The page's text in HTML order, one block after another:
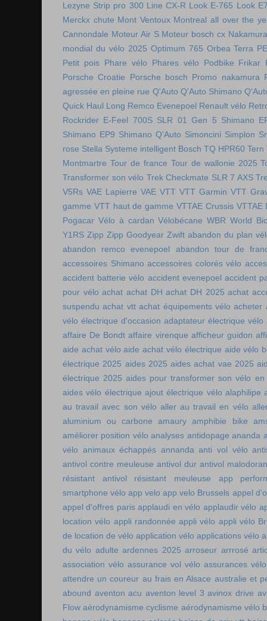
Lezyne Strip pro 300 Line CX-R Look E-765 Look
Merckx chute Mont Ventoux Montreal all over the
Cannondale Moteur Air S Moteur bosch cx
mondial du vélo 2025 Optimum 765 Orbea Terra
Petit pois Phare vélo Phares vélo Podbike Frikar
Porsche Croatie
Porsche bosch Promo nakamura
agressée en pleine rue Q'Auto Q'Auto Shimano
Quick Haul Long Remco Evenepoel Renault vélo
Rockrider E-Feel 700S SLR 01 Gen 5 Shimano
Shimano EP9 Shimano Q'Auto Simoncini Simplon
rose Stella Systeme intelligent Bosch TQ HPR60 Tern
Montmartre Tour de france Tour de wallonie 2025
Transformer son vélo Trek Checkmate SLR 7 AXS
V5Rs VAE Lapierre VAE VTT VTT Garmin VTT
gamme VTT haut de gamme VTTAE Crussis VTTAE
Pogacar Vélo à cardan Vélobécane WBR World
Y1RS Zipp Zipp Goodyear Zwift abandon du plan
abandon remco evenepoel
abandon tour de
accessoires Shimano accessoires colorés vélo
accident batterie vélo accident evenepoel accident
pour vélo achat achat DH achat DH 2025 achat
suspendu achat vtt achat équipements vélo acheter
vélo électrique d'occasion adaptateur électrique vélo
affaire De Bondt affaire virenque afficheur guidon
aide achat vélo aide achat vélo électrique aide vélo
électrique 2025 aides 2025 aides achat vae 2025
électrique 2025 aides pour transformer son vélo en
aides vélo électrique ajout électrique vélo alaphilipe
au travail avec son vélo aller au travail en vélo
aluminium ou carbone
amaury amphibie bike
améliorer position vélo analyses antidopage ananda
vélo animaux échappés annanda anti vol vélo
antivol contre meuleuse antivol dur antivol
résistant
antivol résistant meuleuse
app
smartphone vélo app velo app velo Brussels appel
appel d'offres paris applaudi en vélo applaudir vélo
location vélo appli randonnée appli vélo appli vélo
de location de vélo application vélo applications vélo
du vélo adulte ardennes 2025 arroseur arrrosé
association vélo assurance vol vélo assurances vélo
attendre un coureur au frais en Alsace australie et
abound aventon acu aventon level 3 avinox drive
Flow aérodynamisme cyclisme aérodynamisme vélo